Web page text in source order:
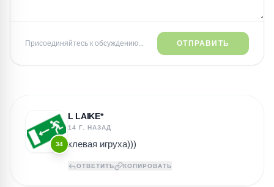
Присоединяйтесь к обсуждению... ОТПРАВИТЬ
34
L LAIKE*
14 Г. НАЗАД
клевая игруха)))
ОТВЕТИТЬ КОПИРОВАТЬ